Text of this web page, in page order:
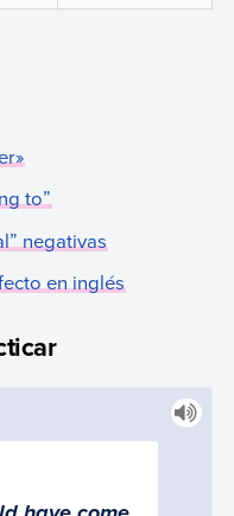
»
to”
” negativas
en inglés